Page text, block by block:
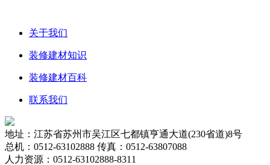
关于我们
装修建材知识
装修建材百科
联系我们
地址：江苏省苏州市吴江区七都镇亨通大道(230省道)8号
总机：0512-63102888 传真：0512-63807088
人力资源：0512-63102888-8311